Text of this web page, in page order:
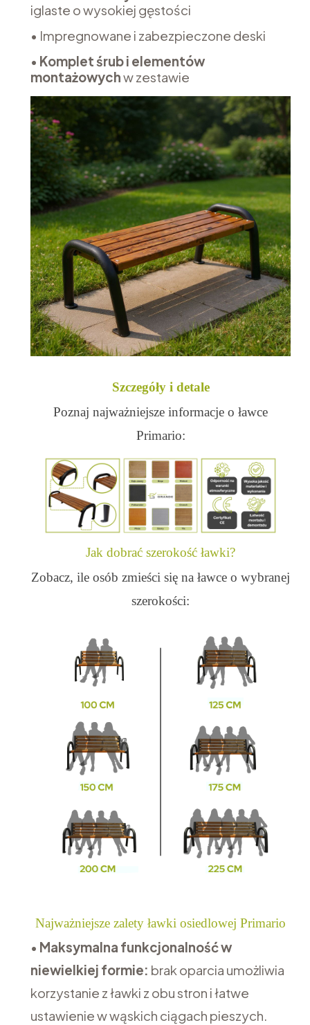
iglaste o wysokiej gęstości
• Impregnowane i zabezpieczone deski
• Komplet śrub i elementów
montażowychw zestawie
Szczegóły i detale
Poznaj najważniejsze informacje o ławce
Primario:
Jak dobrać szerokość ławki?
Zobacz, ile osób zmieści się na ławce o wybranej
szerokości:
Najważniejsze zalety ławki osiedlowej Primario
• Maksymalna funkcjonalność w
niewielkiej formie: brak oparcia umożliwia
korzystanie z ławki z obu stron i łatwe
ustawienie w wąskich ciągach pieszych.